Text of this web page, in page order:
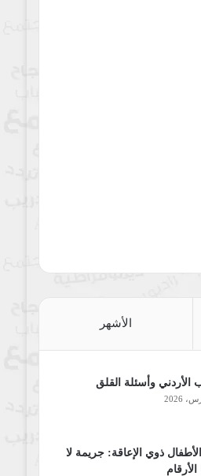
الأشهر
الأردني وأسئلة القلق
ذوي الإعاقة: جريمة لا
الأرقام